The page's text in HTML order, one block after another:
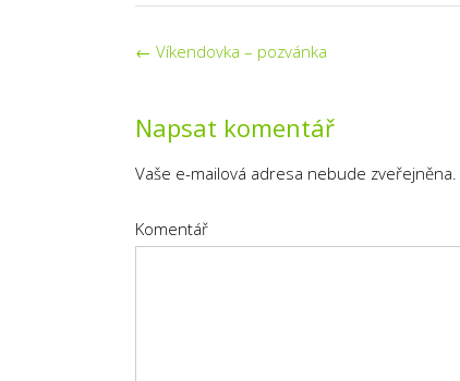
Post
← Víkendovka – pozvánka
Napsat komentář
Vaše e-mailová adresa nebude zveřejněna.
Komentář